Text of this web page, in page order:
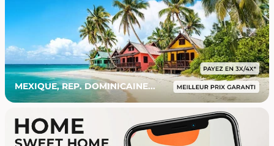
MEXIQUE, REP. DOMINICAINE...